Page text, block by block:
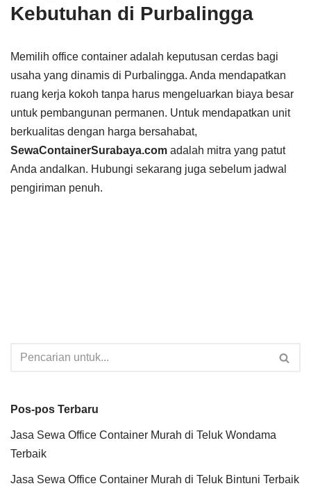
Kebutuhan di Purbalingga
Memilih office container adalah keputusan cerdas bagi
usaha yang dinamis di Purbalingga. Anda mendapatkan
ruang kerja kokoh tanpa harus mengeluarkan biaya besar
untuk pembangunan permanen. Untuk mendapatkan unit
berkualitas dengan harga bersahabat,
SewaContainerSurabaya.com adalah mitra yang patut
Anda andalkan. Hubungi sekarang juga sebelum jadwal
pengiriman penuh.
Pos-pos Terbaru
Jasa Sewa Office Container Murah di Teluk Wondama
Terbaik
Jasa Sewa Office Container Murah di Teluk Bintuni Terbaik